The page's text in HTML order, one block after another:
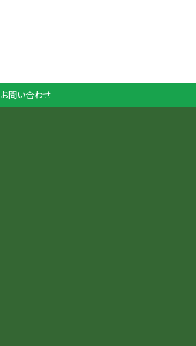
お問い合わせ